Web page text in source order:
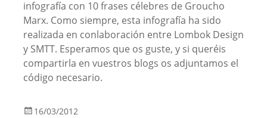
infografía con 10 frases célebres de Groucho
Marx. Como siempre, esta infografía ha sido
realizada en conlaboración entre Lombok Design
y SMTT. Esperamos que os guste, y si queréis
compartirla en vuestros blogs os adjuntamos el
código necesario.
16/03/2012